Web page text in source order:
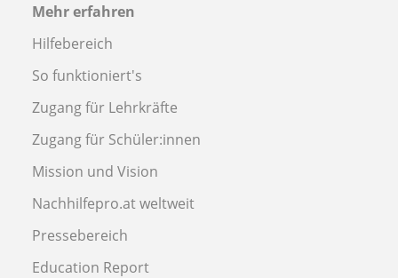
Mehr erfahren
Hilfebereich
So funktioniert's
Zugang für Lehrkräfte
Zugang für Schüler:innen
Mission und Vision
Nachhilfepro.at weltweit
Pressebereich
Education Report